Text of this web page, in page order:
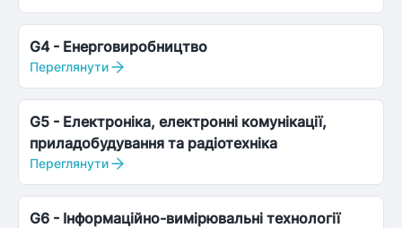
G4- Енерговиробництво
Переглянути
G5 - Електроніка, електронні комунікації,
приладобудування та радіотехніка
Переглянути
G6 - Інформаційно-вимірювальні технології